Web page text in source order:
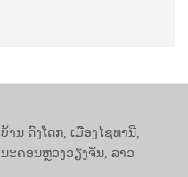
ບ້ານ ດົງໂດກ, ເມືອງໄຊທານີ,
ນະຄອນຫຼວງວຽງຈັນ, ລາວ